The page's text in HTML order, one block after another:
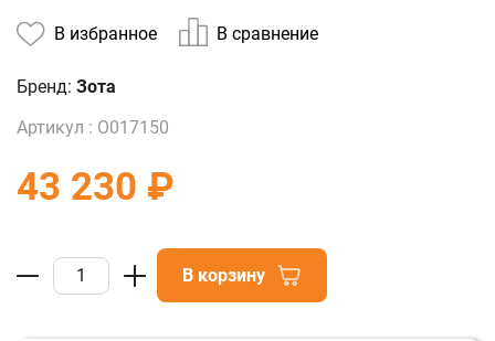
В избранное В сравнение
Бренд: Зота
Артикул : О017150
43 230 ₽
В корзину